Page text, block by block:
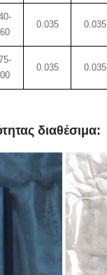
0.035 0.035
0.035 0.035
διαθέσιμα: